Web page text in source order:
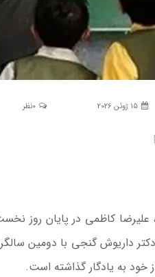
15 ژوئن 2026 0نظر
علیرضا کاظمی در پایان روز
خود به یادگار گذاشته است.
کشف
جنگ‌های